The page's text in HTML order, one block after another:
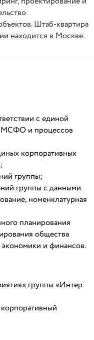
Штаб-квартира
находится в Москве.
с единой
МСФО и процессов
корпоративных
группы;
группы с данными
номенклатурная
планирования
общества
и финансов.
группы «Интер